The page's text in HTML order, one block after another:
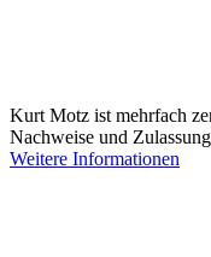
Kurt Motz ist mehrfach
Nachweise und
Weitere Informationen